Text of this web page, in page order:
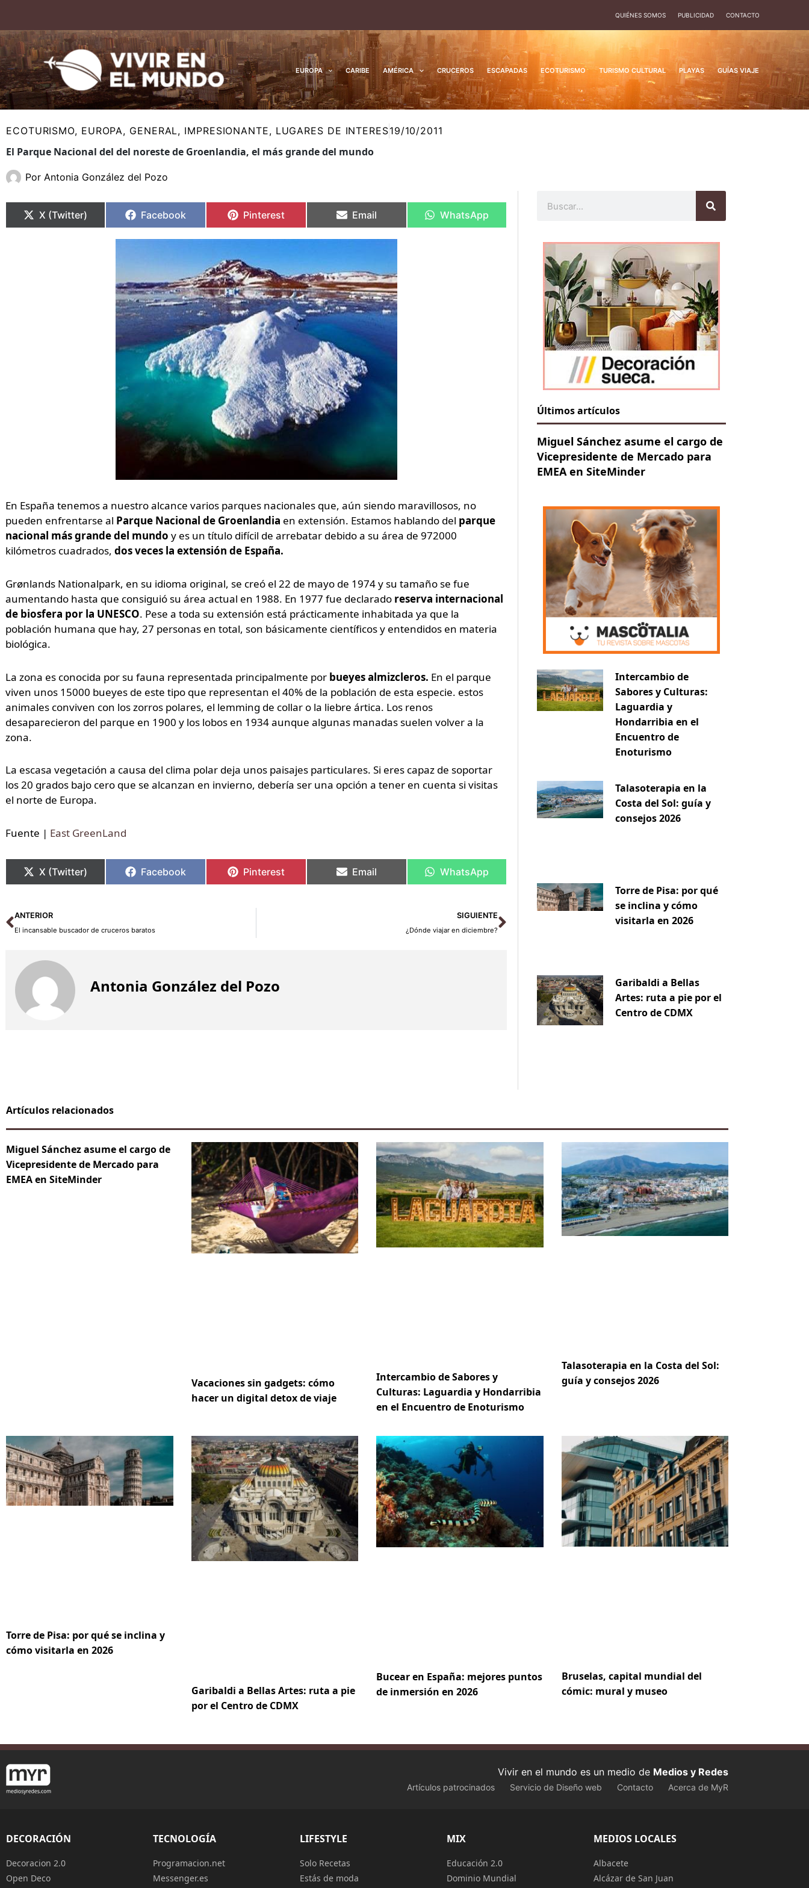
contenido
QUIÉNES SOMOS PUBLICIDAD CONTACTO
EUROPA CARIBE AMÉRICA CRUCEROS ESCAPADAS ECOTURISMO TURISMO CULTURAL PLAYAS GUÍAS VIAJE
ECOTURISMO, EUROPA, GENERAL, IMPRESIONANTE, LUGARES DE INTERES19/10/2011
El Parque Nacional del del noreste de Groenlandia, el más grande del mundo
Por Antonia González del Pozo
en
X (Twitter)
en
Facebook
en
Pinterest
en
Email
en
WhatsApp
En España tenemos a nuestro alcance varios parques nacionales que, aún siendo maravillosos, no
pueden enfrentarse al Parque Nacional de Groenlandia en extensión. Estamos hablando del parque
nacional más grande del mundo y es un título difícil de arrebatar debido a su área de 972000
kilómetros cuadrados, dos veces la extensión de España.
Grønlands Nationalpark, en su idioma original, se creó el 22 de mayo de 1974 y su tamaño se fue
aumentando hasta que consiguió su área actual en 1988. En 1977 fue declarado reserva internacional
de biosfera por la UNESCO. Pese a toda su extensión está prácticamente inhabitada ya que la
población humana que hay, 27 personas en total, son básicamente científicos y entendidos en materia
biológica.
La zona es conocida por su fauna representada principalmente por bueyes almizcleros. En el parque
viven unos 15000 bueyes de este tipo que representan el 40% de la población de esta especie. estos
animales conviven con los zorros polares, el lemming de collar o la liebre ártica. Los renos
desaparecieron del parque en 1900 y los lobos en 1934 aunque algunas manadas suelen volver a la
zona.
La escasa vegetación a causa del clima polar deja unos paisajes particulares. Si eres capaz de soportar
los 20 grados bajo cero que se alcanzan en invierno, debería ser una opción a tener en cuenta si visitas
el norte de Europa.
Fuente | East GreenLand
en
X (Twitter)
en
Facebook
en
Pinterest
en
Email
en
WhatsApp
Ant
ANTERIOR
El incansable buscador de cruceros baratos
SIGUIENTE
¿Dónde viajar en diciembre?
Siguiente
Antonia González del Pozo
Últimos artículos
Miguel Sánchez asume el cargo de
Vicepresidente de Mercado para
EMEA en SiteMinder
Intercambio de
Sabores y Culturas:
Laguardia y
Hondarribia en el
Encuentro de
Enoturismo
Talasoterapia en la
Costa del Sol: guía y
consejos 2026
Torre de Pisa: por qué
se inclina y cómo
visitarla en 2026
Garibaldi a Bellas
Artes: ruta a pie por el
Centro de CDMX
Artículos relacionados
Miguel Sánchez asume el cargo de
Vicepresidente de Mercado para
EMEA en SiteMinder
Vacaciones sin gadgets: cómo
hacer un digital detox de viaje
Intercambio de Sabores y
Culturas: Laguardia y Hondarribia
en el Encuentro de Enoturismo
Talasoterapia en la Costa del Sol:
guía y consejos 2026
Torre de Pisa: por qué se inclina y
cómo visitarla en 2026
Garibaldi a Bellas Artes: ruta a pie
por el Centro de CDMX
Bucear en España: mejores puntos
de inmersión en 2026
Bruselas, capital mundial del
cómic: mural y museo
Vivir en el mundo es un medio de Medios y Redes
Artículos patrocinados Servicio de Diseño web Contacto Acerca de MyR
DECORACIÓN
Decoracion 2.0
Open Deco
TECNOLOGÍA
Programacion.net
Messenger.es
LIFESTYLE
Solo Recetas
Estás de moda
MIX
Educación 2.0
Dominio Mundial
MEDIOS LOCALES
Albacete
Alcázar de San Juan